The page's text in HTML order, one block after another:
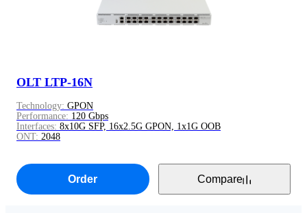
OLT LTP-16N
Technology: GPON
Performance: 120 Gbps
Interfaces: 8x10G SFP, 16x2.5G GPON, 1x1G OOB
ONT: 2048
Order Compare